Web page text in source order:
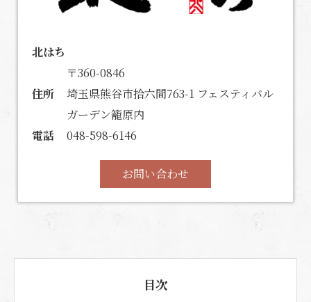
北はち
住所
〒360-0846
埼玉県熊谷市拾六間763-1 フェスティバル
ガーデン籠原内
電話
048-598-6146
お問い合わせ
目次